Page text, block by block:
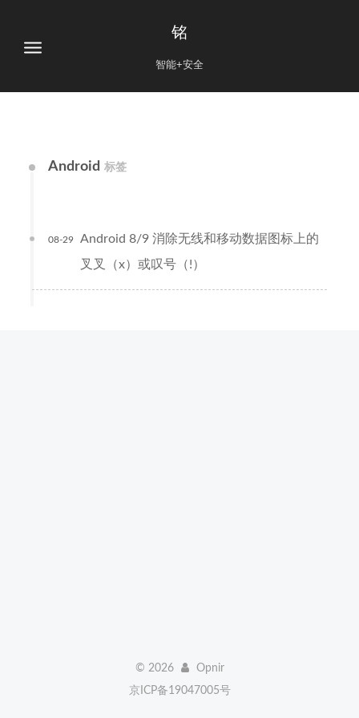
铭
智能+安全
Android 标签
Android 8/9 消除无线和移动数据图标上的
叉叉（x）或叹号（!）
08-29
© 2026
Opnir
京ICP备19047005号